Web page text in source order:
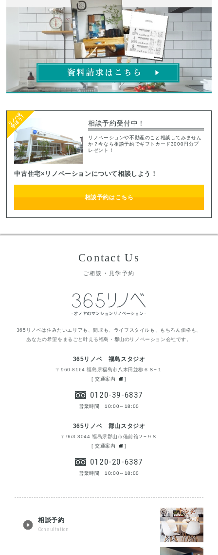
相談予約受付中！
リノベーションや不動産のこと相談してみません
か？今なら相談予約でギフトカード3000円分プ
レゼント！
中古住宅×リノベーションについて相談しよう！
相談予約はこちら
Contact Us
ご相談・見学予約
365リノベは住みたいエリアも、間取も、ライフスタイルも、もちろん価格も、
あなたの希望をまるごと叶える福島・郡山のリノベーション会社です。
365リノベ 福島スタジオ
〒960-8164 福島県福島市八木田並柳６８−１
[交通案内 ]
0120-39-6837
営業時間 10:00～18:00
365リノベ 郡山スタジオ
〒963-8044 福島県郡山市備前舘２−９８
[交通案内 ]
0120-20-6387
営業時間 10:00～18:00
相談予約
Consultation